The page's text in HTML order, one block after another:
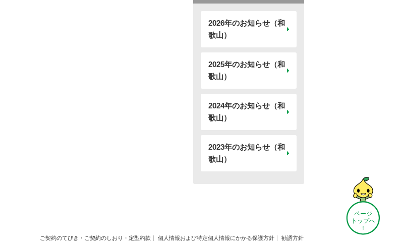
2026年のお知らせ（和
歌山）
2025年のお知らせ（和
歌山）
2024年のお知らせ（和
歌山）
2023年のお知らせ（和
歌山）
ページ
トップへ
↑
ご契約のてびき・ご契約のしおり・定型約款 個人情報および特定個人情報にかかる保護方針 勧誘方針